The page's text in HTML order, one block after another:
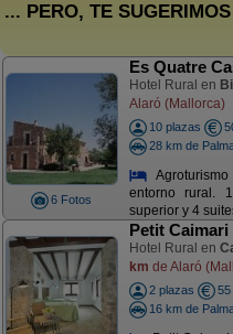
... PERO, TE
6 Fotos
Es Quatre
Hotel Rural en
Alaró (Mallorca)
10 plazas
28 km de
entorno rural.
superior y 4
Petit Caimari
Hotel Rural en
km de Alaró
2 plazas
55
16 km de